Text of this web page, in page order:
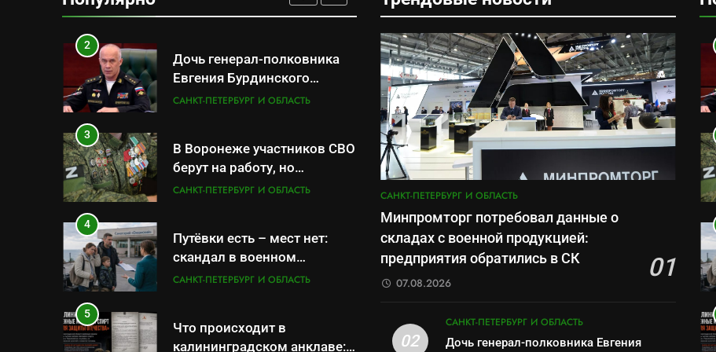
военной продукцией:
2
Дочь генерал-полковника
Евгения Бурдинского
оказывает платные услуги
САНКТ-ПЕТЕРБУРГ И ОБЛАСТЬ
3
В Воронеже участников СВО
берут на работу, но
удержаться удаётся не всем
САНКТ-ПЕТЕРБУРГ И ОБЛАСТЬ
4
Путёвки есть – мест нет:
скандал в военном
санатории Владивостока
САНКТ-ПЕТЕРБУРГ И ОБЛАСТЬ
5
Что происходит в
калининградском анклаве:
САНКТ-ПЕТЕРБУРГ И ОБЛАСТЬ
Минпромторг потребовал данные о
складах с военной продукцией:
предприятия обратились в СК
01
07.08.2026
02
САНКТ-ПЕТЕРБУРГ И ОБЛАСТЬ
Дочь генерал-полковника Евгения